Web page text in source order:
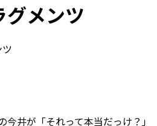
メンツ
井が「それって本当だっけ？」